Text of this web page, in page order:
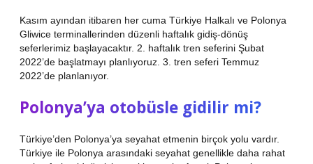
Kasım ayından itibaren her cuma Türkiye Halkalı ve Polonya
Gliwice terminallerinden düzenli haftalık gidiş-dönüş
seferlerimiz başlayacaktır. 2. haftalık tren seferini Şubat
2022’de başlatmayı planlıyoruz. 3. tren seferi Temmuz
2022’de planlanıyor.
Polonya’ya otobüsle gidilir mi?
Türkiye’den Polonya’ya seyahat etmenin birçok yolu vardır.
Türkiye ile Polonya arasındaki seyahat genellikle daha rahat